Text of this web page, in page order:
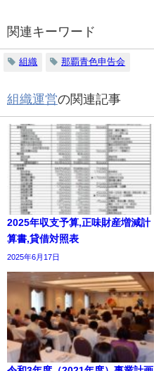
関連キーワード
組織 那覇青色申告会
組織運営の関連記事
2025年収支予算,正味財産増減計
算書,貸借対照表
2025年6月17日